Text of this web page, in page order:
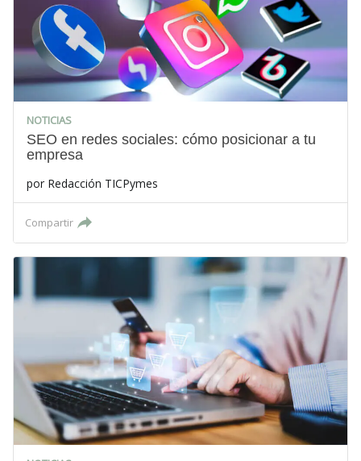
NOTICIAS
SEO en redes sociales: cómo posicionar a tu
empresa
por Redacción TICPymes
Compartir